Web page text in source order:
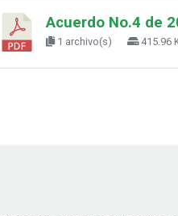
Acuerdo No.4 de
1 archivo(s) 415.96